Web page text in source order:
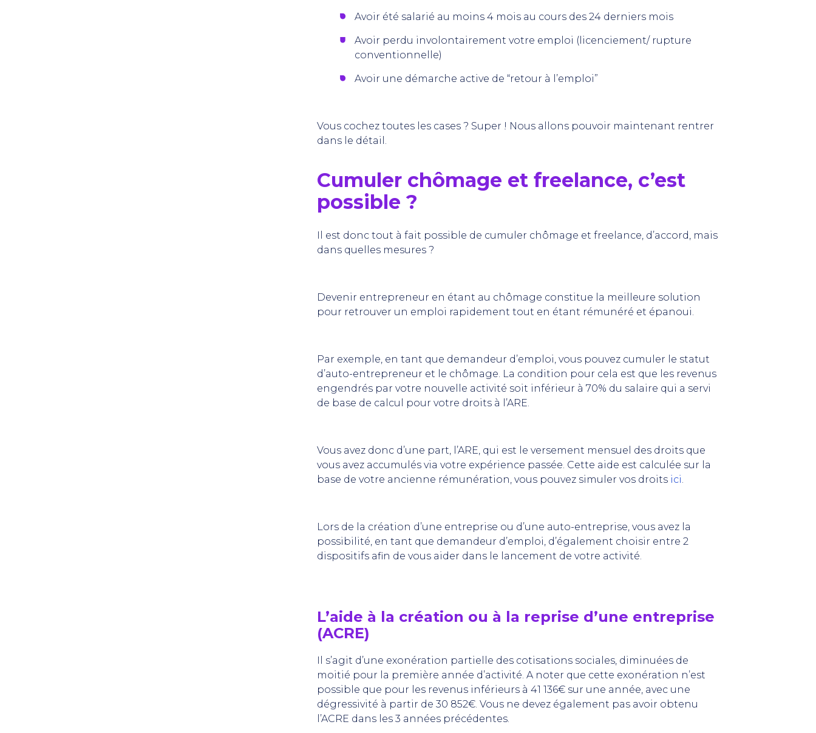
Avoir été salarié au moins 4 mois au cours des 24 derniers mois
Avoir perdu involontairement votre emploi (licenciement/ rupture
conventionnelle)
Avoir une démarche active de “retour à l’emploi”
Vous cochez toutes les cases ? Super ! Nous allons pouvoir maintenant rentrer
dans le détail.
Cumuler chômage et freelance, c’est
possible ?
Il est donc tout à fait possible de cumuler chômage et freelance, d’accord, mais
dans quelles mesures ?
Devenir entrepreneur en étant au chômage constitue la meilleure solution
pour retrouver un emploi rapidement tout en étant rémunéré et épanoui.
Par exemple, en tant que demandeur d’emploi, vous pouvez cumuler le statut
d’auto-entrepreneur et le chômage. La condition pour cela est que les revenus
engendrés par votre nouvelle activité soit inférieur à 70% du salaire qui a servi
de base de calcul pour votre droits à l’ARE.
Vous avez donc d’une part, l’ARE, qui est le versement mensuel des droits que
vous avez accumulés via votre expérience passée. Cette aide est calculée sur la
base de votre ancienne rémunération, vous pouvez simuler vos droits ici.
Lors de la création d’une entreprise ou d’une auto-entreprise, vous avez la
possibilité, en tant que demandeur d’emploi, d’également choisir entre 2
dispositifs afin de vous aider dans le lancement de votre activité.
L’aide à la création ou à la reprise d’une entreprise
(ACRE)
Il s’agit d’une exonération partielle des cotisations sociales, diminuées de
moitié pour la première année d’activité. A noter que cette exonération n’est
possible que pour les revenus inférieurs à 41 136€ sur une année, avec une
dégressivité à partir de 30 852€. Vous ne devez également pas avoir obtenu
l’ACRE dans les 3 années précédentes.